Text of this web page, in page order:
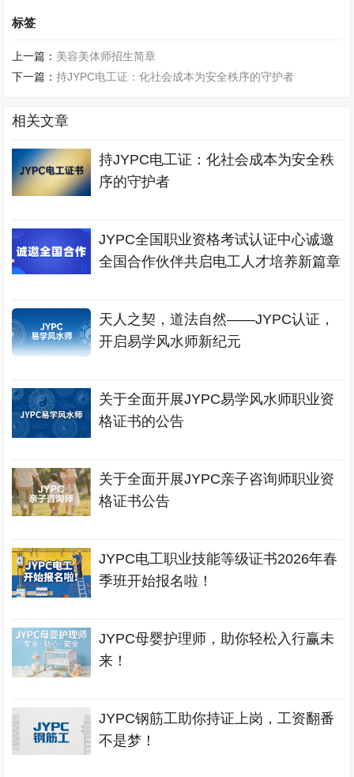
标签
上一篇： 美容美体师招生简章
下一篇：持JYPC电工证：化社会成本为安全秩序的守护者
相关文章
持JYPC电工证：化社会成本为安全秩
序的守护者
JYPC全国职业资格考试认证中心诚邀
全国合作伙伴共启电工人才培养新篇章
天人之契，道法自然——JYPC认证，
开启易学风水师新纪元
关于全面开展JYPC易学风水师职业资
格证书的公告
关于全面开展JYPC亲子咨询师职业资
格证书公告
JYPC电工职业技能等级证书2026年春
季班开始报名啦！
JYPC母婴护理师，助你轻松入行赢未
来！
JYPC钢筋工助你持证上岗，工资翻番
不是梦！